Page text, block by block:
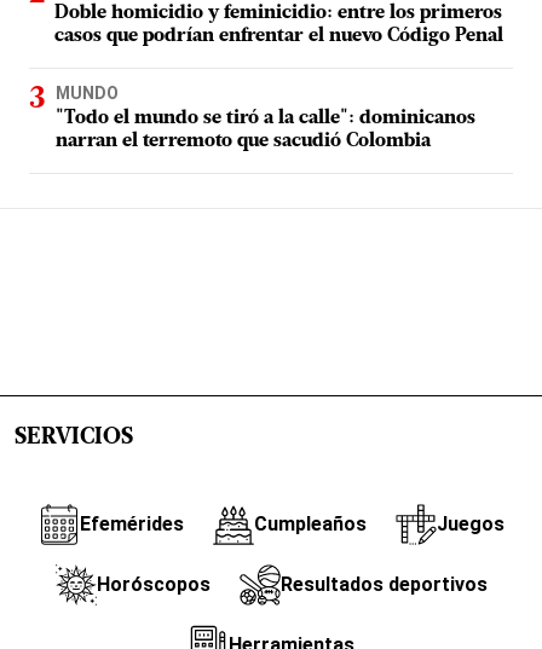
Doble homicidio y feminicidio: entre los primeros
casos que podrían enfrentar el nuevo Código Penal
MUNDO
"Todo el mundo se tiró a la calle": dominicanos
narran el terremoto que sacudió Colombia
SERVICIOS
Efemérides Cumpleaños Juegos
Horóscopos Resultados deportivos
Herramientas